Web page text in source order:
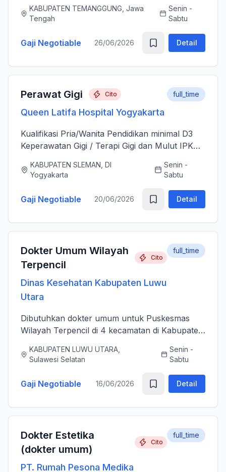
kepenataan anestesi sebelum, selama, dan
sesudah Tindakan Operasi 3....
KABUPATEN TEMANGGUNG, Jawa
Tengah
Senin -
Sabtu
Gaji Negotiable 26/06/2026 Detail
Perawat Gigi Cito
Queen Latifa Hospital Yogyakarta
full_time
Kualifikasi Pria/Wanita Pendidikan minimal D3
Keperawatan Gigi / Terapi Gigi dan Mulut IPK
(STR) yang masih aktif Memiliki ijazah dan
sertifikat pendu...
KABUPATEN SLEMAN, DI
Yogyakarta
Senin -
Sabtu
Gaji Negotiable 20/06/2026 Detail
Dokter Umum Wilayah
Terpencil
Cito
Dinas Kesehatan Kabupaten Luwu
Utara
full_time
Dibutuhkan dokter umum untuk Puskesmas
Wilayah Terpencil di 4 kecamatan di Kabupaten
KABUPATEN LUWU UTARA,
Sulawesi Selatan
Senin -
Sabtu
Gaji Negotiable 16/06/2026 Detail
Dokter Estetika
(dokter umum)
Cito
PT. Rumah Pesona Medika
full_time